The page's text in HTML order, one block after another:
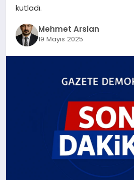
SAĞLIK
kutladı.
Mehmet Arslan
19 Mayıs 2025